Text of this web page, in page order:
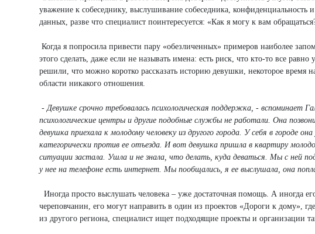
уважение к собеседнику, выслушивание собеседника,
данных, разве что специалист поинтересуется: «Как я могу к вам
Когда я попросила привести пару «обезличенных» примеров наиболее
этого сделать, даже если не называть имена: есть риск, что кто-то все
решили, что можно коротко рассказать историю девушки, некоторое
области никакого отношения.
- Девушке срочно требовалась психологическая поддержка, - вспоминает
психологические центры и другие подобные службы не работали. Она
девушка приехала к молодому человеку из другого города. У себя в городе
категорически против ее отъезда. И вот девушка пришла в квартиру
ситуации застала. Ушла и не знала, что делать, куда деваться. Мы с ней
у нее на телефоне есть интернет. Мы пообщались, я ее выслушала, она
Иногда просто выслушать человека – уже достаточная помощь. А иногда
череповчанин, его могут направить в один из проектов «Дороги к дому»,
из другого региона, специалист ищет подходящие проекты и организации